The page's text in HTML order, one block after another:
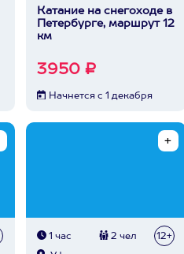
Катание на снегоходе в
Петербурге, маршрут 12
км
3950 ₽
Начнется с 1 декабря
1 час 2 чел 12+